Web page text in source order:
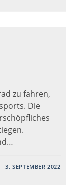
zu fahren,
Die
3. SEPTEMBER 2022